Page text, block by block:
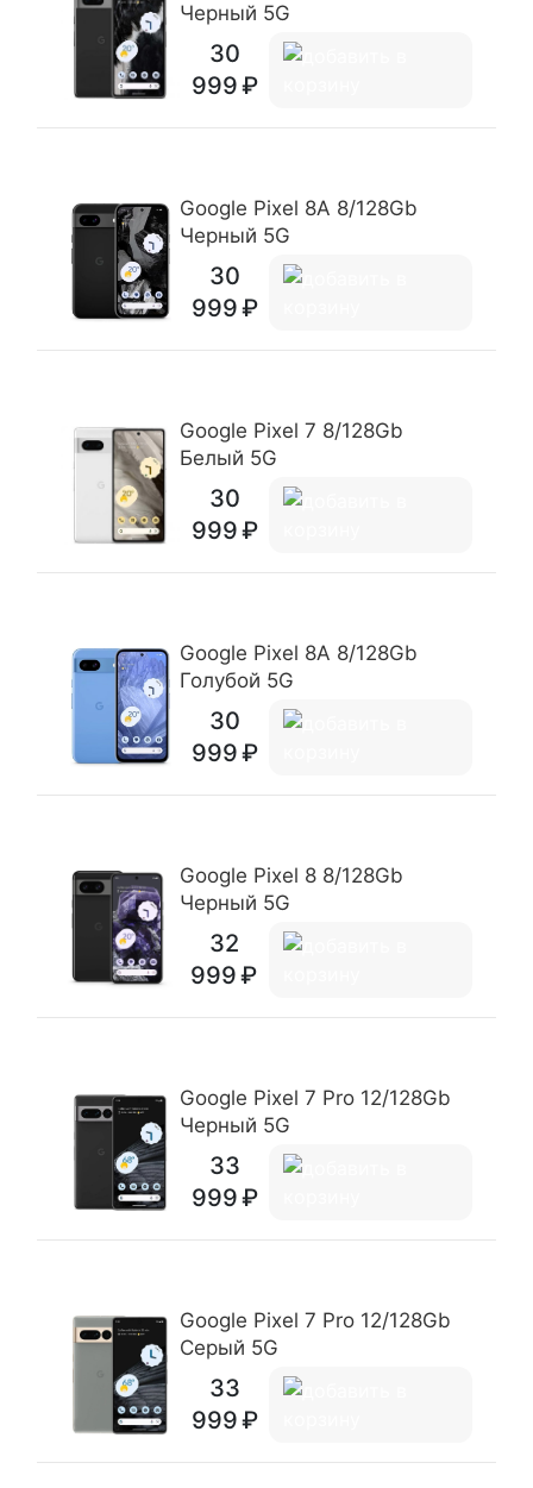
Черный 5G
30
999
Google Pixel 8A 8/128Gb
Черный 5G
30
999
Google Pixel 7 8/128Gb
Белый 5G
30
999
Google Pixel 8A 8/128Gb
Голубой 5G
30
999
Google Pixel 8 8/128Gb
Черный 5G
32
999
Google Pixel 7 Pro 12/128Gb
Черный 5G
33
999
Google Pixel 7 Pro 12/128Gb
Серый 5G
33
999